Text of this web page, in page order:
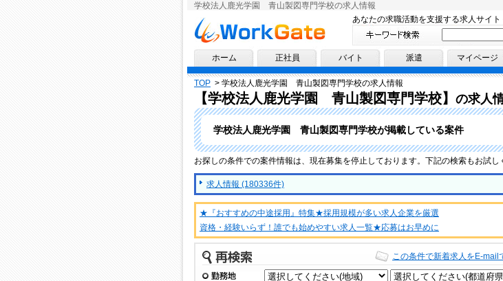
学校法人鹿光学園 青山製図専門学校の求人情報
求人情報ならワークゲートへ！
あなたの求職活動を支援する求人サイ
ホーム 正社員 バイト 派遣 マイページ
TOP > 学校法人鹿光学園 青山製図専門学校の求人情報
【学校法人鹿光学園 青山製図専門学校】 の求人
学校法人鹿光学園 青山製図専門学校が掲載している案件
お探しの条件での案件情報は、現在募集を停止しております。下記の検索もお試し
求人情報 (180336件)
★『おすすめの中途採用』特集★採用規模が多い求人企業を厳選
資格・経験いらず！誰でも始めやすい求人一覧★応募はお早めに
再検索 この条件で新着求人をE-mail
勤務地